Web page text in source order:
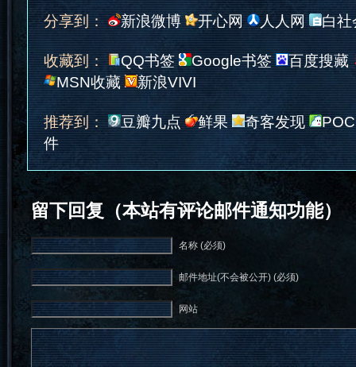
分享到： 新浪微博 开心网 人人网 白社
收藏到： QQ书签 Google书签
百度搜藏
MSN收藏
新浪VIVI
推荐到： 豆瓣九点 鲜果 奇客发现
件
留下回复（本站有评论邮件通知功能）
名称 (必须)
邮件地址(不会被公开) (必须)
网站